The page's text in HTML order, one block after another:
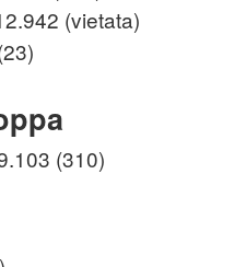
(vietata)
(310)